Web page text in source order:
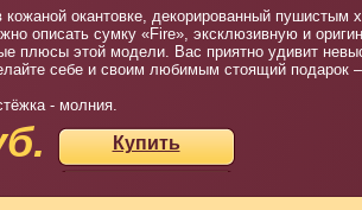
окантовке, декорированный пушистым
описать сумку «Fire», эксклюзивную и
плюсы этой модели. Вас приятно удивит
себе и своим любимым стоящий подарок
- молния.
Купить